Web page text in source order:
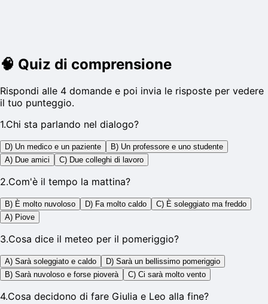
🧠 Quiz di comprensione
Rispondi alle 4 domande e poi invia le risposte per vedere
il tuo punteggio.
1.Chi sta parlando nel dialogo?
D) Un medico e un paziente
B) Un professore e uno studente
A) Due amici
C) Due colleghi di lavoro
2.Com'è il tempo la mattina?
B) È molto nuvoloso D) Fa molto caldo
C) È soleggiato ma freddo
A) Piove
3.Cosa dice il meteo per il pomeriggio?
A) Sarà soleggiato e caldo
D) Sarà un bellissimo pomeriggio
B) Sarà nuvoloso e forse pioverà
C) Ci sarà molto vento
4.Cosa decidono di fare Giulia e Leo alla fine?